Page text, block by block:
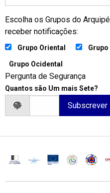
Escolha os Grupos do
receber notificações:
Grupo Oriental Grupo
Grupo Ocidental
Pergunta de Segurança
Quantos são Um mais Sete?